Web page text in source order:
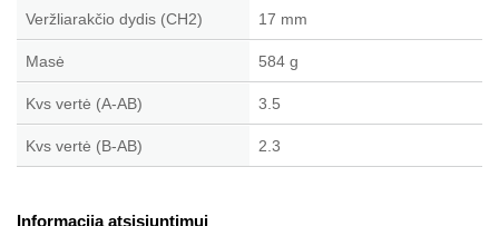
Veržliarakčio dydis (CH2) 17 mm
Masė 584 g
Kvs vertė (A-AB) 3.5
Kvs vertė (B-AB) 2.3
Informacija atsisiuntimui